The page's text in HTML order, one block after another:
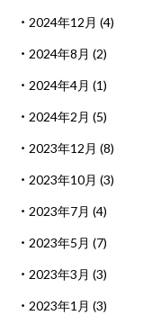
2024年12月 (4)
2024年8月 (2)
2024年4月 (1)
2024年2月 (5)
2023年12月 (8)
2023年10月 (3)
2023年7月 (4)
2023年5月 (7)
2023年3月 (3)
2023年1月 (3)